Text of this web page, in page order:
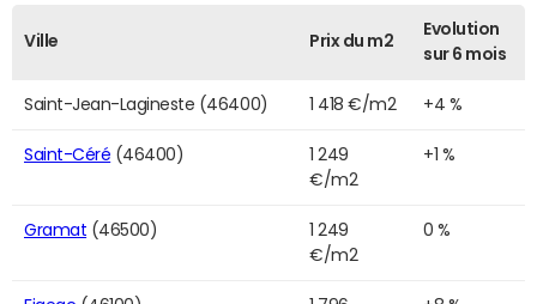
Ville Prix du m2
Evolution
sur 6 mois
Saint-Jean-Lagineste (46400) 1 418 €/m2 +4 %
Saint-Céré (46400)
1 249
€/m2
+1 %
Gramat (46500)
1 249
€/m2
0 %